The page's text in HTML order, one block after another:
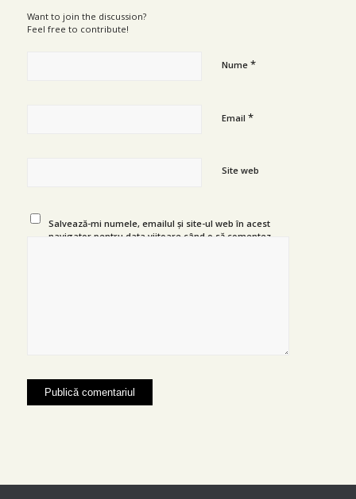
Want to join the discussion?
Feel free to contribute!
Nume *
Email *
Site web
Salvează-mi numele, emailul și site-ul web în acest
navigator pentru data viitoare când o să comentez.